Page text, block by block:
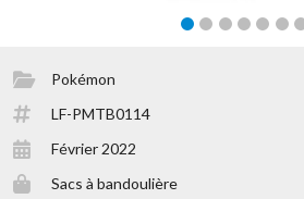
Pokémon
LF-PMTB0114
Février 2022
Sacs à bandoulière